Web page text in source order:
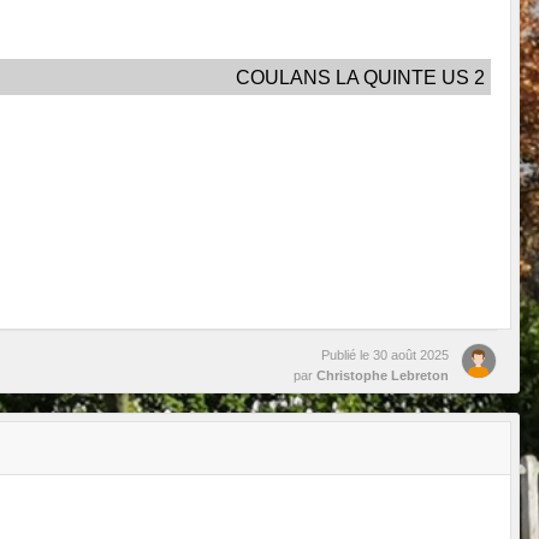
COULANS LA QUINTE US 2
Publié le 30 août 2025
par Christophe Lebreton